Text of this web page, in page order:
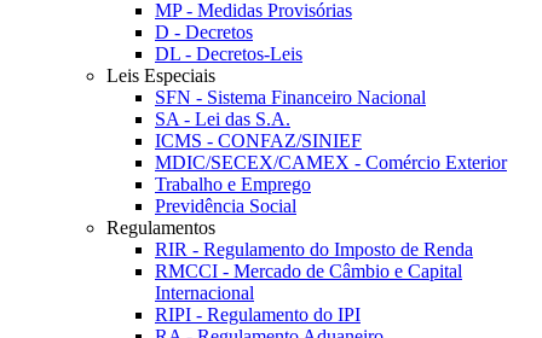
MP - Medidas Provisórias
D - Decretos
DL - Decretos-Leis
Leis Especiais
SFN - Sistema Financeiro Nacional
SA - Lei das S.A.
ICMS - CONFAZ/SINIEF
MDIC/SECEX/CAMEX - Comércio Exterior
Trabalho e Emprego
Previdência Social
Regulamentos
RIR - Regulamento do Imposto de Renda
RMCCI - Mercado de Câmbio e Capital
Internacional
RIPI - Regulamento do IPI